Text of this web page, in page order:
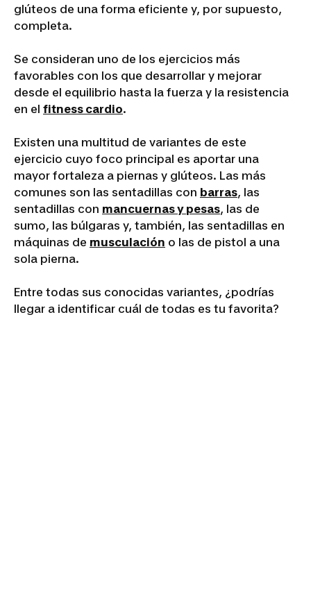
glúteos de una forma eficiente y, por supuesto,
completa.
Se consideran uno de los ejercicios más
favorables con los que desarrollar y mejorar
desde el equilibrio hasta la fuerza y la resistencia
en el fitness cardio.
Existen una multitud de variantes de este
ejercicio cuyo foco principal es aportar una
mayor fortaleza a piernas y glúteos. Las más
comunes son las sentadillas con barras, las
sentadillas con mancuernas y pesas, las de
sumo, las búlgaras y, también, las sentadillas en
máquinas de musculación o las de pistol a una
sola pierna.
Entre todas sus conocidas variantes, ¿podrías
llegar a identificar cuál de todas es tu favorita?